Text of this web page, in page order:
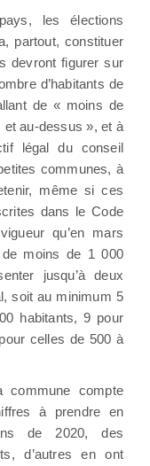
les élections
partout, constituer
devront figurer sur
d’habitants de
de « moins de
et au-dessus », et à
légal du conseil
communes, à
même si ces
dans le Code
qu’en mars
moins de 1 000
jusqu’à deux
soit au minimum 5
habitants, 9 pour
celles de 500 à
compte
à prendre en
de 2020, des
d’autres en ont